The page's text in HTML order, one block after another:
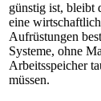
günstig ist, bleibt
eine
Aufrüstungen
Systeme, ohne
Arbeitsspeicher
müssen.